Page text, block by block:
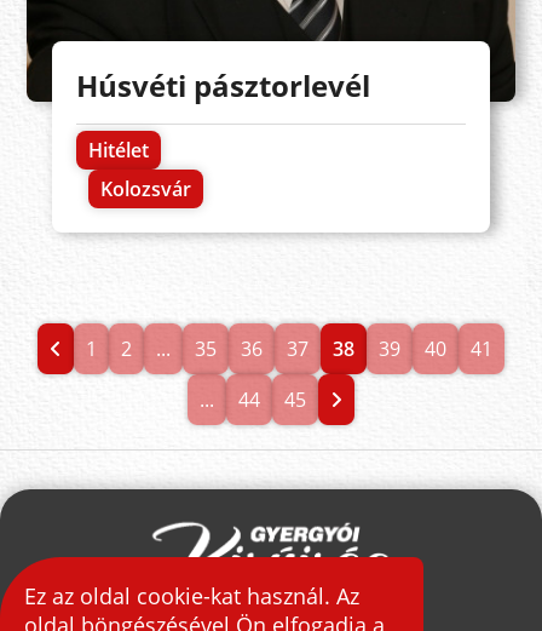
Húsvéti pásztorlevél
Hitélet
Kolozsvár
1 2 ... 35 36 37 38 39 40
41
...
44 45
Ez az oldal cookie-kat használ. Az
oldal böngészésével Ön elfogadja a